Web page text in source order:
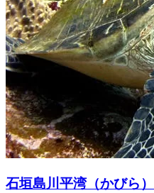
石垣島川平湾（かびら